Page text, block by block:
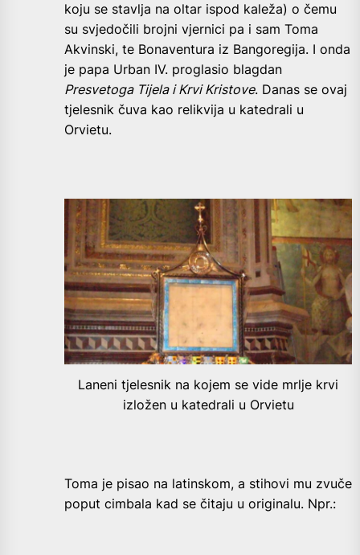
koju se stavlja na oltar ispod kaleža) o čemu
su svjedočili brojni vjernici pa i sam Toma
Akvinski, te Bonaventura iz Bangoregija. I onda
je papa Urban IV. proglasio blagdan
Presvetoga Tijela i Krvi Kristove. Danas se ovaj
tjelesnik čuva kao relikvija u katedrali u
Orvietu.
Laneni tjelesnik na kojem se vide mrlje krvi
izložen u katedrali u Orvietu
Toma je pisao na latinskom, a stihovi mu zvuče
poput cimbala kad se čitaju u originalu. Npr.: